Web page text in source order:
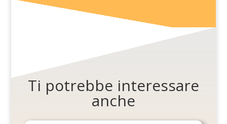
Ti potrebbe interessare
anche